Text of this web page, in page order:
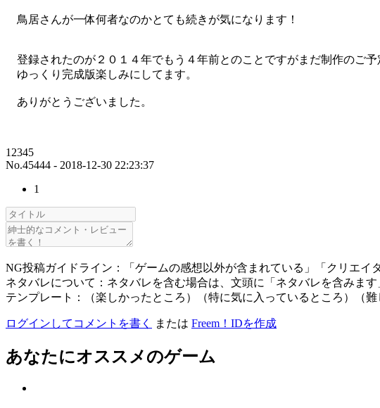
鳥居さんが一体何者なのかとても続きが気になります！
登録されたのが２０１４年でもう４年前とのことですがまだ制作のご予
ゆっくり完成版楽しみにしてます。
ありがとうございました。
12345
No.45444 - 2018-12-30 22:23:37
1
NG投稿ガイドライン：「ゲームの感想以外が含まれている」「クリエイ
ネタバレについて：ネタバレを含む場合は、文頭に「ネタバレを含みます
テンプレート：（楽しかったところ）（特に気に入っているところ）（
ログインしてコメントを書く または Freem！IDを作成
あなたにオススメのゲーム